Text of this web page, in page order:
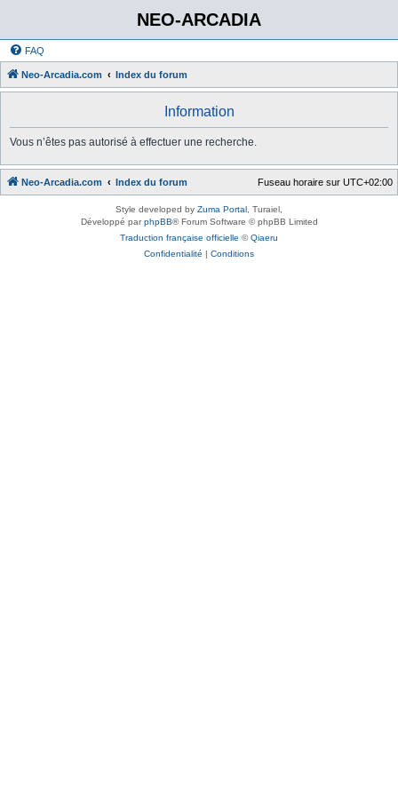
NEO-ARCADIA
FAQ
Neo-Arcadia.com Index du forum
Information
Vous n’êtes pas autorisé à effectuer une recherche.
Neo-Arcadia.com Index du forum Fuseau horaire sur UTC+02:00
Style developed by Zuma Portal , Turaiel,
Développé parphpBB® Forum Software © phpBB Limited
Traduction française officielle ©Qiaeru
Confidentialité | Conditions